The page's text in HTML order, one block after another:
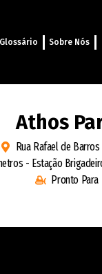
Glossário Sobre Nós
Athos
Rua Rafael de
- Estação
Pronto Para